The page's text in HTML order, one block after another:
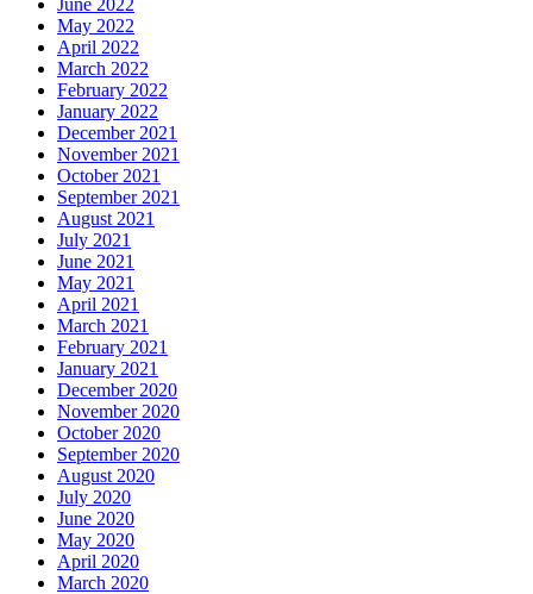
May 2022
April 2022
March 2022
February 2022
January 2022
December 2021
November 2021
October 2021
September 2021
August 2021
July 2021
June 2021
May 2021
April 2021
March 2021
February 2021
January 2021
December 2020
November 2020
October 2020
September 2020
August 2020
July 2020
June 2020
May 2020
April 2020
March 2020